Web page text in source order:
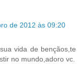
de 2012 às 09:20
vida de bençãos,te
no mundo,adoro vc.